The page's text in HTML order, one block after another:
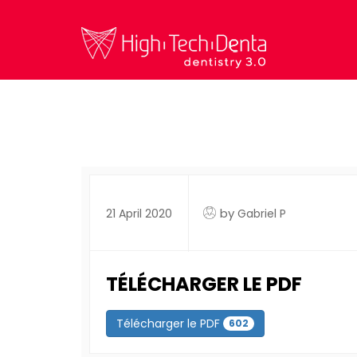
21 April 2020 by Gabriel P
TÉLÉCHARGER LE PDF
Télécharger le PDF 602